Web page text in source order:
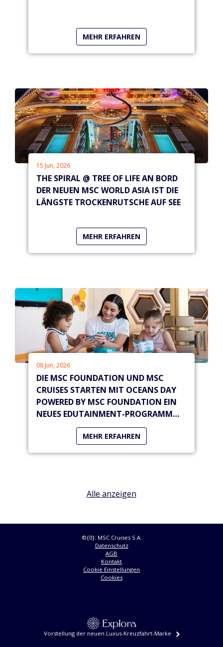
MEHR ERFAHREN
15 Jun, 2026
THE SPIRAL @ TREE OF LIFE AN BORD
DER NEUEN MSC WORLD ASIA IST DIE
LÄNGSTE TROCKENRUTSCHE AUF SEE
MEHR ERFAHREN
08 Jun, 2026
DIE MSC FOUNDATION UND MSC
CRUISES STARTEN MIT OCEANS DAY
POWERED BY MSC FOUNDATION EIN
NEUES EDUTAINMENT-PROGRAMM
FÜR DEN MEERESSCHUTZ AN BORD
MEHR ERFAHREN
Alle anzeigen
©{0}: MSC Cruises S.A.
Datenschutz
AGB
Kontakt
Cookie Einstellungen
Cookies
Vorstellung der neuen Luxus-Kreuzfahrt-Marke